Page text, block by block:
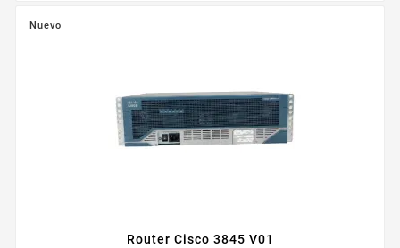
Nuevo
Router Cisco 3845 V01